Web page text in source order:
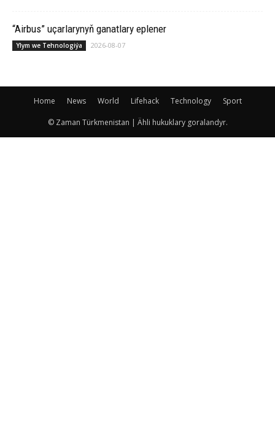
“Airbus” uçarlarynyň ganatlary eplener
Ylym we Tehnologiýa 2026-08-07
Home News World Lifehack Technology Sport
© Zaman Türkmenistan | Ähli hukuklary goralandyr.